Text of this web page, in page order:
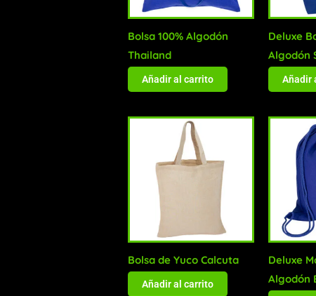
Bolsa 100% Algodón
Thailand
Añadir al carrito
Deluxe
Algodón
Añadir
Bolsa de Yuco Calcuta
Añadir al carrito
Deluxe
Algodón